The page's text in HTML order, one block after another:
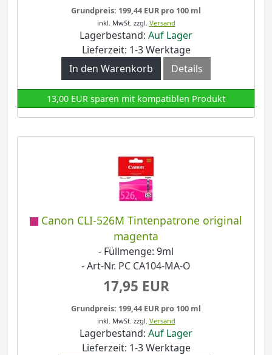
Grundpreis: 199,44 EUR pro 100 ml
inkl. MwSt. zzgl. Versand
Lagerbestand: Auf Lager
Lieferzeit: 1-3 Werktage
In den Warenkorb
Details
13,00 EUR sparen mit kompatiblen Produkt
Canon CLI-526M Tintenpatrone original
magenta
- Füllmenge: 9ml
- Art-Nr. PC CA104-MA-O
17,95 EUR
Grundpreis: 199,44 EUR pro 100 ml
inkl. MwSt. zzgl. Versand
Lagerbestand: Auf Lager
Lieferzeit: 1-3 Werktage